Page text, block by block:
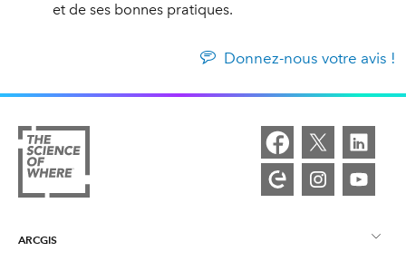
et de ses bonnes pratiques.
Donnez-nous votre avis !
ARCGIS